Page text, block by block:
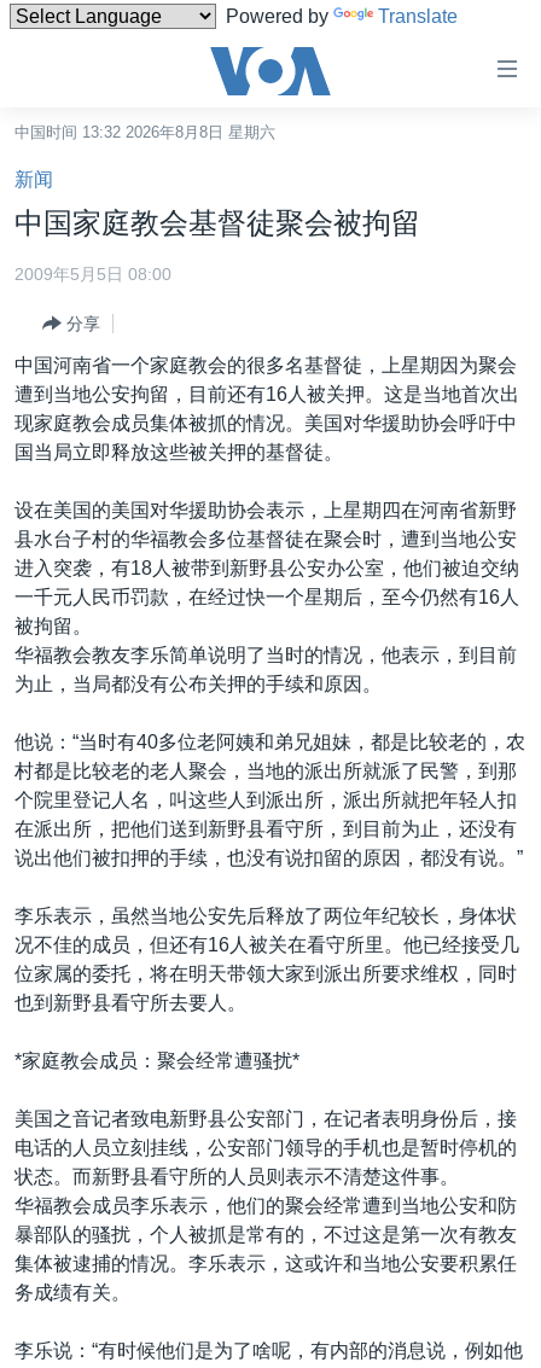
Powered by Translate
碍
链
接
转
跳
转
到
航
转
检
港澳
国际
最新国际新闻
印太
中东
欧洲
非洲
美洲
全球议题
分类新闻
经济·金融·贸易
人权·法律·宗教
科教·文娱·体健
军事
劳工
环境
美中关系
热点专题
白宫要闻
国会报道
美中关系
美国建国250周年
美国之音专访
重要讲话与声明
台海两岸关系
关注西藏
关注新疆
VOA视频
VOA今日焦点
中文广播
其他语言网站
中国时间 13:32 2026年8月8日 星期六
新闻
中国家庭教会基督徒聚会被拘留
2009年5月5日 08:00
分享
中国河南省一个家庭教会的很多名基督徒，上星期因为聚会
遭到当地公安拘留，目前还有16人被关押。这是当地首次出
现家庭教会成员集体被抓的情况。美国对华援助协会呼吁中
国当局立即释放这些被关押的基督徒。
设在美国的美国对华援助协会表示，上星期四在河南省新野
县水台子村的华福教会多位基督徒在聚会时，遭到当地公安
进入突袭，有18人被带到新野县公安办公室，他们被迫交纳
一千元人民币罚款，在经过快一个星期后，至今仍然有16人
被拘留。
华福教会教友李乐简单说明了当时的情况，他表示，到目前
为止，当局都没有公布关押的手续和原因。
他说：“当时有40多位老阿姨和弟兄姐妹，都是比较老的，农
村都是比较老的老人聚会，当地的派出所就派了民警，到那
个院里登记人名，叫这些人到派出所，派出所就把年轻人扣
在派出所，把他们送到新野县看守所，到目前为止，还没有
说出他们被扣押的手续，也没有说扣留的原因，都没有说。”
李乐表示，虽然当地公安先后释放了两位年纪较长，身体状
况不佳的成员，但还有16人被关在看守所里。他已经接受几
位家属的委托，将在明天带领大家到派出所要求维权，同时
也到新野县看守所去要人。
*家庭教会成员：聚会经常遭骚扰*
美国之音记者致电新野县公安部门，在记者表明身份后，接
电话的人员立刻挂线，公安部门领导的手机也是暂时停机的
状态。而新野县看守所的人员则表示不清楚这件事。
华福教会成员李乐表示，他们的聚会经常遭到当地公安和防
暴部队的骚扰，个人被抓是常有的，不过这是第一次有教友
集体被逮捕的情况。李乐表示，这或许和当地公安要积累任
务成绩有关。
李乐说：“有时候他们是为了啥呢，有内部的消息说，例如他